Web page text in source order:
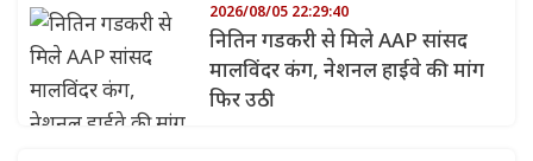
2026/08/05 22:29:40
नितिन गडकरी से मिले AAP सांसद
मालविंदर कंग, नेशनल हाईवे की मांग
फिर उठी